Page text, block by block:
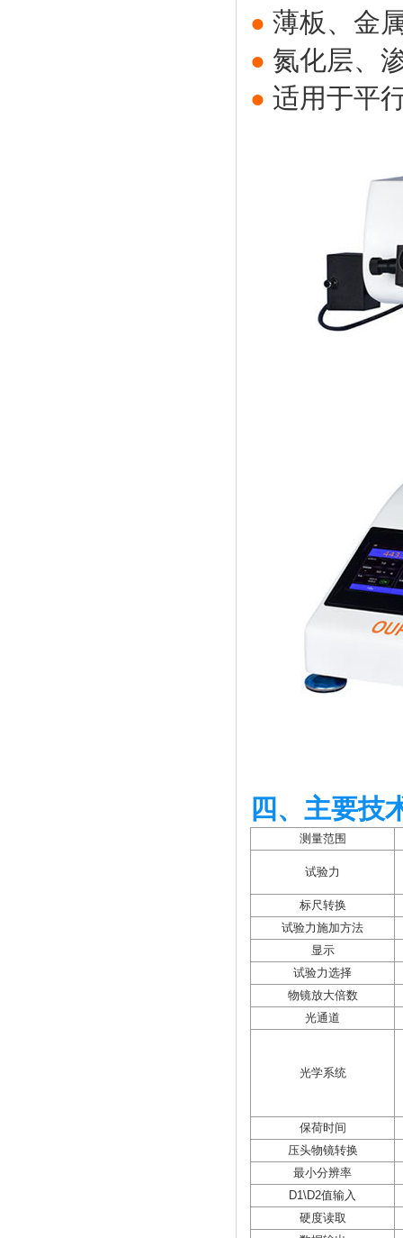
● 薄板、金
● 氮化层、
● 适用于平
四、主要技
测量范围
试验力
标尺转换
试验力施加方法
显示
试验力选择
物镜放大倍数
光通道
光学系统
保荷时间
压头物镜转换
最小分辨率
D1\D2值输入
硬度读取